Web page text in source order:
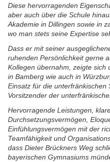
Diese hervorragenden
aber auch über die Schule
Akademie in Dillingen sowie in
wo man stets seine Expertise
Dass er mit seiner
ruhenden Persönlichkeit gerne
Kollegen übernahm, zeigte sich
in Bamberg wie auch in
Einsatz für die unterfränkischen
Vorsitzender der
Hervorragende Leistungen,
Durchsetzungsvermögen,
Einfühlungsvermögen mit der
Teamfähigkeit und
dass Dieter Brückners Weg
bayerischen Gymnasiums